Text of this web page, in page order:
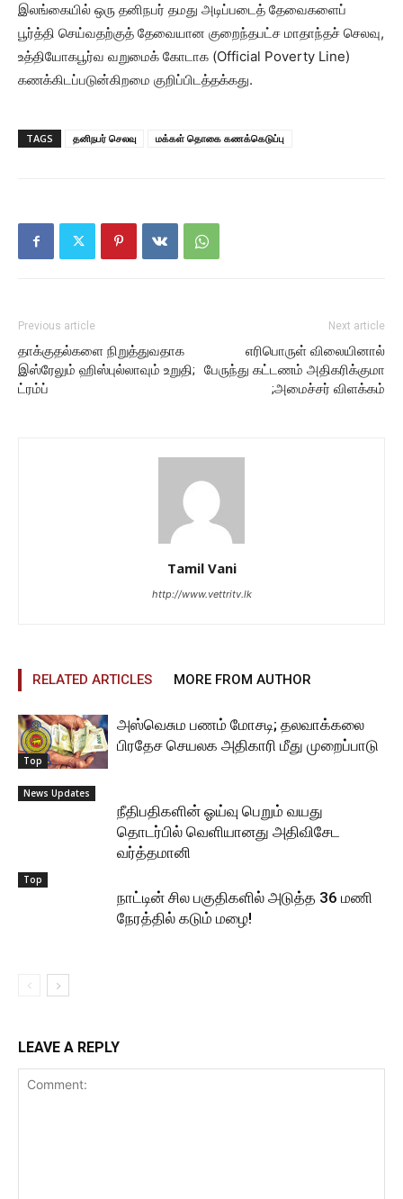
இலங்கையில் ஒரு தனிநபர் தமது அடிப்படைத் தேவைகளைப்
பூர்த்தி செய்வதற்குத் தேவையான குறைந்தபட்ச மாதாந்தச் செலவு,
உத்தியோகபூர்வ வறுமைக் கோடாக (Official Poverty Line)
கணக்கிடப்படுன்கிறமை குறிப்பிடத்தக்கது.
TAGS தனிநபர் செலவு மக்கள் தொகை கணக்கெடுப்பு
Previous article
தாக்குதல்களை நிறுத்துவதாக
இஸ்ரேலும் ஹிஸ்புல்லாவும் உறுதி;
ட்ரம்ப்
Next article
எரிபொருள் விலையினால்
பேருந்து கட்டணம் அதிகரிக்குமா
;அமைச்சர் விளக்கம்
Tamil Vani
http://www.vettritv.lk
RELATED ARTICLES MORE FROM AUTHOR
Top
அஸ்வெசும பணம் மோசடி; தலவாக்கலை
பிரதேச செயலக அதிகாரி மீது முறைப்பாடு
News Updates
நீதிபதிகளின் ஓய்வு பெறும் வயது
தொடர்பில் வெளியானது அதிவிசேட
வர்த்தமானி
Top
நாட்டின் சில பகுதிகளில் அடுத்த 36 மணி
நேரத்தில் கடும் மழை!
LEAVE A REPLY